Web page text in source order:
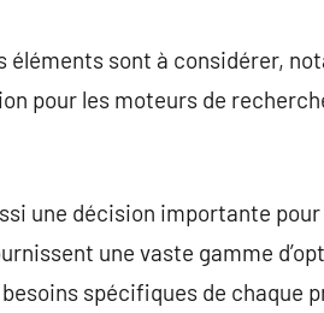
éléments sont à considérer,
pour les moteurs de
une décision importante
une vaste gamme
spécifiques de chaque